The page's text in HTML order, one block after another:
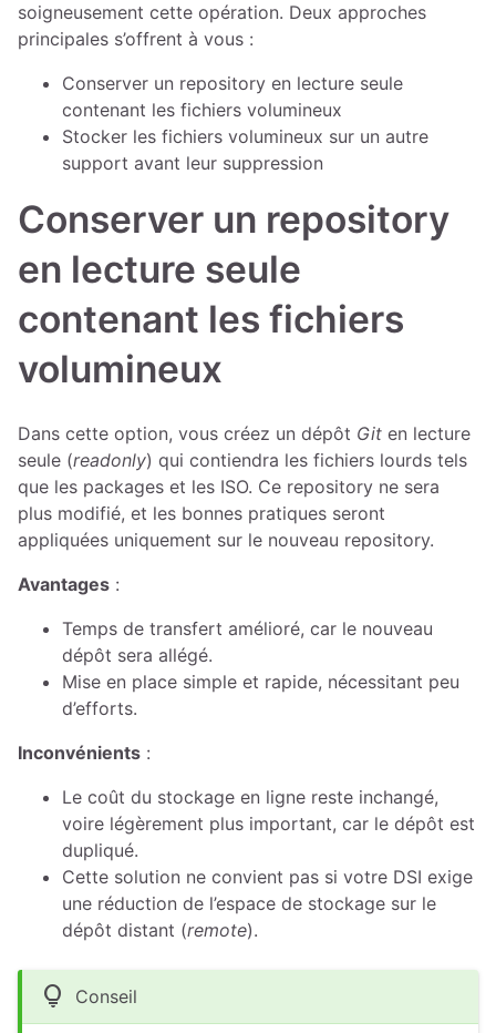
soigneusement cette opération. Deux approches
principales s’offrent à vous :
Conserver un repository en lecture seule
contenant les fichiers volumineux
Stocker les fichiers volumineux sur un autre
support avant leur suppression
Conserver un repository
en lecture seule
contenant les fichiers
volumineux
Dans cette option, vous créez un dépôt Git en lecture
seule (readonly) qui contiendra les fichiers lourds tels
que les packages et les ISO. Ce repository ne sera
plus modifié, et les bonnes pratiques seront
appliquées uniquement sur le nouveau repository.
Avantages :
Temps de transfert amélioré, car le nouveau
dépôt sera allégé.
Mise en place simple et rapide, nécessitant peu
d’efforts.
Inconvénients :
Le coût du stockage en ligne reste inchangé,
voire légèrement plus important, car le dépôt est
dupliqué.
Cette solution ne convient pas si votre DSI exige
une réduction de l’espace de stockage sur le
dépôt distant (remote).
lightbulb Conseil